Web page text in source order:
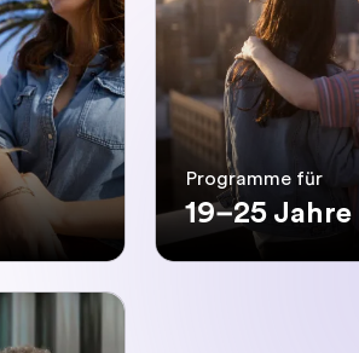
Programme für
19–25 Jahre